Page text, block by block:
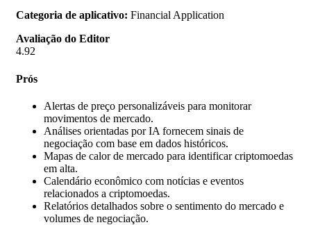
Categoria de aplicativo: Financial Application
Avaliação do Editor
4.92
Prós
Alertas de preço personalizáveis para monitorar
movimentos de mercado.
Análises orientadas por IA fornecem sinais de
negociação com base em dados históricos.
Mapas de calor de mercado para identificar criptomoedas
em alta.
Calendário econômico com notícias e eventos
relacionados a criptomoedas.
Relatórios detalhados sobre o sentimento do mercado e
volumes de negociação.